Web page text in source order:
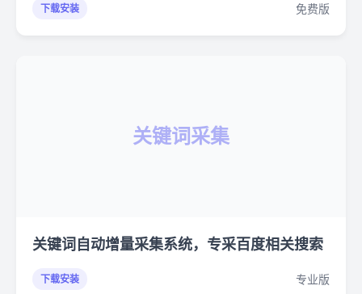
下载安装 免费版
关键词采集
关键词自动增量采集系统，专采百度相关搜索
下载安装 专业版